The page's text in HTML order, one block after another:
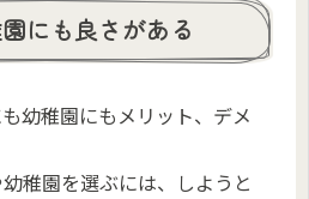
にも良さがある
幼稚園にもメリット、デメ
稚園を選ぶには、しようと